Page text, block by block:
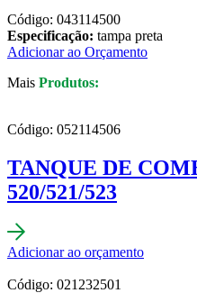
Código: 043114500
Especificação: tampa preta
Adicionar ao Orçamento
Mais Produtos:
Código: 052114506
TANQUE DE
520/521/523
Adicionar ao orçamento
Código: 021232501